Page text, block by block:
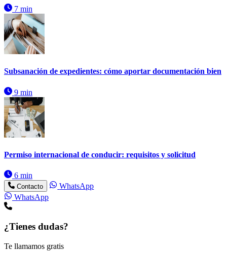
7 min
Subsanación de expedientes: cómo aportar documentación bien
9 min
Permiso internacional de conducir: requisitos y solicitud
6 min
Contacto
WhatsApp
WhatsApp
¿Tienes dudas?
Te llamamos gratis